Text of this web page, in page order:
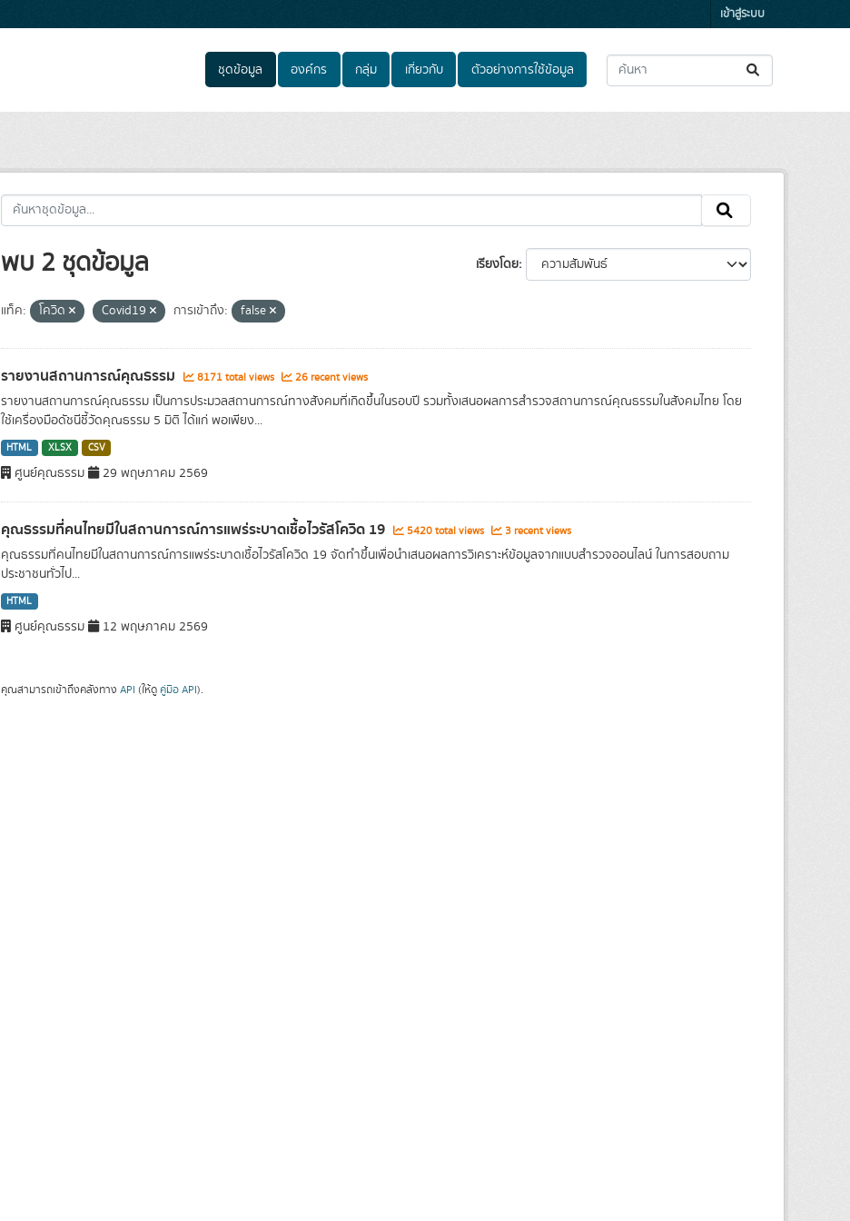
เข้าสู่ระบบ
ชุดข้อมูล องค์กร กลุ่ม เกี่ยวกับ ตัวอย่างการใช้ข้อมูล
เรียงโดย
พบ 2 ชุดข้อมูล
แท็ค: โควิด Covid19 การเข้าถึง: false
รายงานสถานการณ์คุณธรรม 8171 total views 26 recent views
รายงานสถานการณ์คุณธรรม เป็นการประมวลสถานการณ์ทางสังคมที่เกิดขึ้นในรอบปี รวมทั้งเสนอผลการสำรวจสถานการณ์คุณธรรมในสังคมไทย โดย
ใช้เครื่องมือดัชนีชี้วัดคุณธรรม 5 มิติ ได้แก่ พอเพียง...
HTML XLSX CSV
ศูนย์คุณธรรม 29 พฤษภาคม 2569
คุณธรรมที่คนไทยมีในสถานการณ์การแพร่ระบาดเชื้อไวรัสโควิด 19 5420 total views 3 recent views
คุณธรรมที่คนไทยมีในสถานการณ์การแพร่ระบาดเชื้อไวรัสโควิด 19 จัดทำขึ้นเพื่อนำเสนอผลการวิเคราะห์ข้อมูลจากแบบสำรวจออนไลน์ ในการสอบถาม
ประชาชนทั่วไป...
HTML
ศูนย์คุณธรรม 12 พฤษภาคม 2569
คุณสามารถเข้าถึงคลังทาง API (ให้ดู คู่มือ API).